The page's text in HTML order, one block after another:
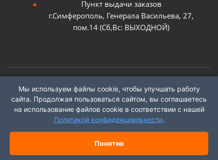
Пункт выдачи заказов
г.Симферополь, Генерала Васильева, 27,
пом.14 (Сб,Вс: ВЫХОДНОЙ)
2026 ©ГК "ХоРеКа Сервис"
Мы используем файлы cookie, чтобы улучшать работу
сайта. Продолжая пользоваться сайтом, вы соглашаетесь
на использование файлов cookie в соответствии с нашей
Политикой конфиденциальности.
Понятно